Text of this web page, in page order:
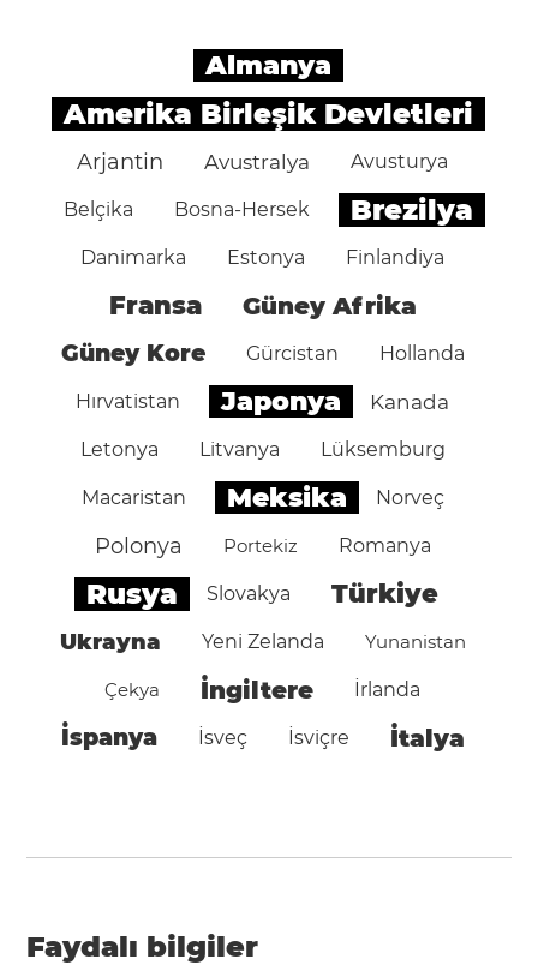
Almanya
Amerika Birleşik Devletleri
Arjantin Avustralya Avusturya
Belçika Bosna-Hersek Brezilya
Danimarka Estonya Finlandiya
Fransa Güney Afrika
Güney Kore Gürcistan Hollanda
Hırvatistan Japonya Kanada
Letonya Litvanya Lüksemburg
Macaristan Meksika Norveç
Polonya Portekiz Romanya
Rusya Slovakya Türkiye
Ukrayna Yeni Zelanda Yunanistan
Çekya İngiltere İrlanda
İspanya İsveç İsviçre İtalya
Faydalı bilgiler